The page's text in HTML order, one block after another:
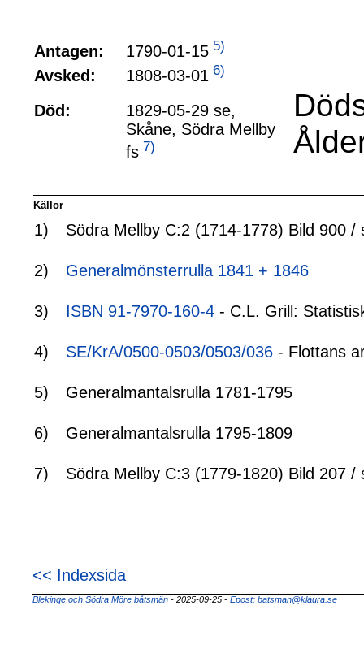
Antagen: 1790-01-15 5)
Avsked: 1808-03-01 6)
Död:
1829-05-29 se,
Skåne, Södra Mellby
fs 7)
Källor
1) Södra Mellby C:2 (1714-1778) Bild 900 /
2) Generalmönsterrulla 1841 + 1846
3) ISBN 91-7970-160-4 - C.L. Grill:
4) SE/KrA/0500-0503/0503/036 - Flottans
5) Generalmantalsrulla 1781-1795
6) Generalmantalsrulla 1795-1809
7) Södra Mellby C:3 (1779-1820) Bild 207 /
<< Indexsida
Blekinge och Södra Möre båtsmän - 2025-09-25 - Epost: batsman@klaura.se